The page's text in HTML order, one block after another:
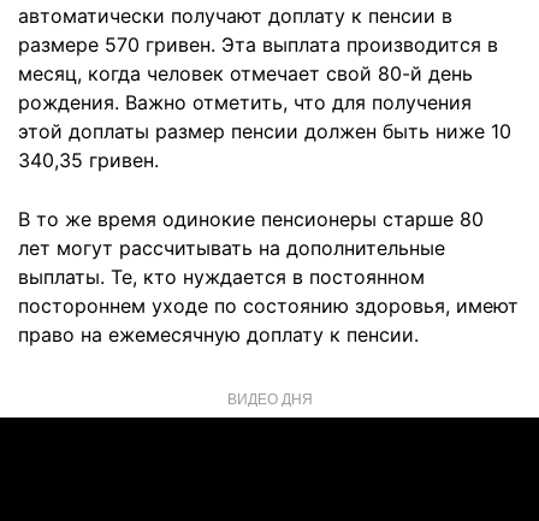
автоматически получают доплату к пенсии в
размере 570 гривен. Эта выплата производится в
месяц, когда человек отмечает свой 80-й день
рождения. Важно отметить, что для получения
этой доплаты размер пенсии должен быть ниже 10
340,35 гривен.
В то же время одинокие пенсионеры старше 80
лет могут рассчитывать на дополнительные
выплаты. Те, кто нуждается в постоянном
постороннем уходе по состоянию здоровья, имеют
право на ежемесячную доплату к пенсии.
ВИДЕО ДНЯ